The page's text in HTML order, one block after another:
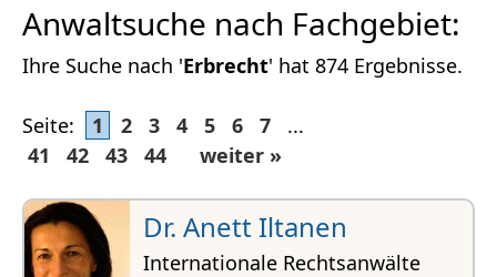
Anwaltsuche nach Fachgebiet:
Ihre Suche nach 'Erbrecht' hat 874 Ergebnisse.
Seite: 1 2 3 4 5 6 7
...
41
42 43 44 weiter »
Dr. Anett Iltanen
Internationale Rechtsanwälte